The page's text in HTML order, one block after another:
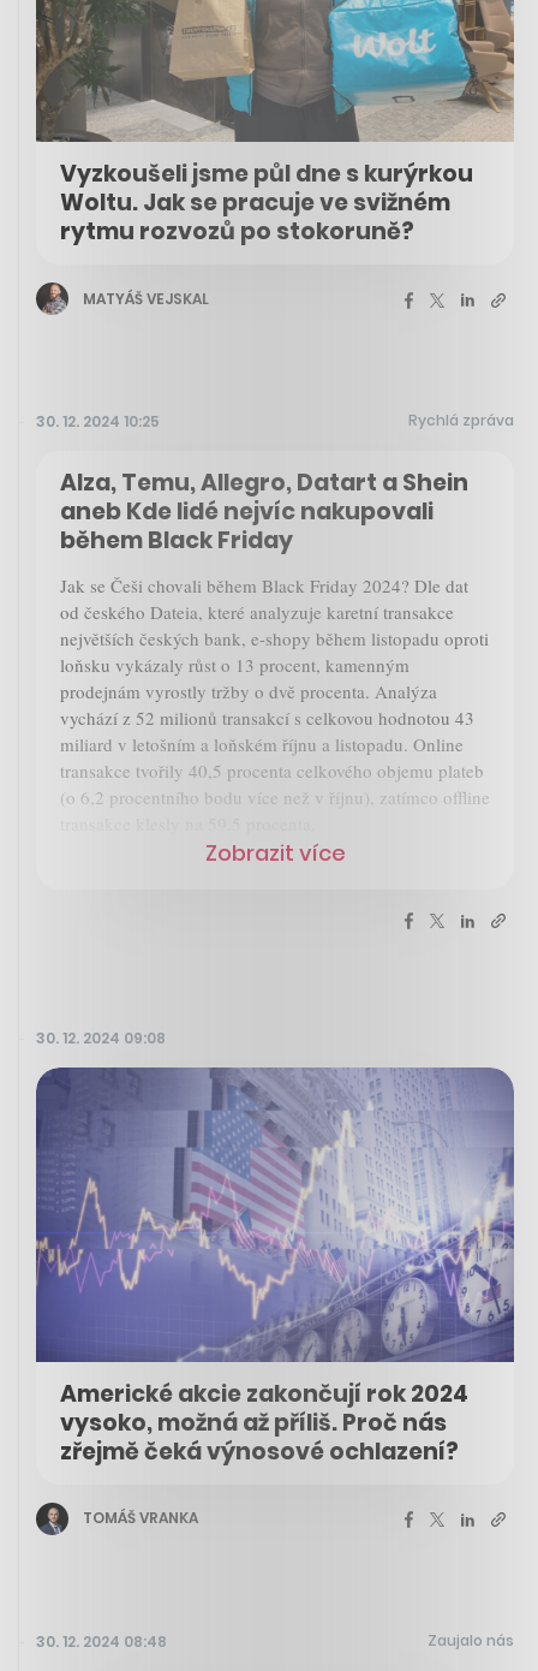
Vyzkoušeli jsme půl dne s kurýrkou
Woltu. Jak se pracuje ve svižném
rytmu rozvozů po stokoruně?
MATYÁŠ VEJSKAL
30. 12. 2024 10:25 Rychlá zpráva
Alza, Temu, Allegro, Datart a Shein
aneb Kde lidé nejvíc nakupovali
během Black Friday
Jak se Češi chovali během Black Friday 2024? Dle dat
od českého Dateia, které analyzuje karetní transakce
největších českých bank, e-shopy během listopadu oproti
loňsku vykázaly růst o 13 procent, kamenným
prodejnám vyrostly tržby o dvě procenta. Analýza
vychází z 52 milionů transakcí s celkovou hodnotou 43
miliard v letošním a loňském říjnu a listopadu. Online
transakce tvořily 40,5 procenta celkového objemu plateb
(o 6,2 procentního bodu více než v říjnu), zatímco offline
Zobrazit více
30. 12. 2024 09:08
Americké akcie zakončují rok 2024
vysoko, možná až příliš. Proč nás
zřejmě čeká výnosové ochlazení?
TOMÁŠ VRANKA
30. 12. 2024 08:48 Zaujalo nás